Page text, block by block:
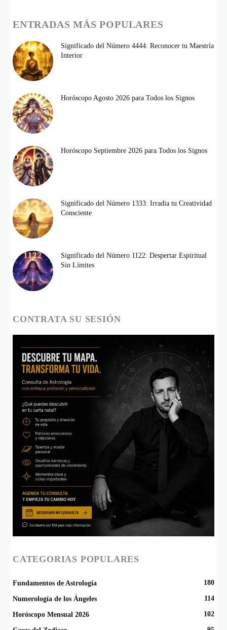
ENTRADAS MÁS POPULARES
Significado del Número 4444: Reconocer tu Maestría
Interior
Horóscopo Agosto 2026 para Todos los Signos
Horóscopo Septiembre 2026 para Todos los Signos
Significado del Número 1333: Irradia tu Creatividad
Consciente
Significado del Número 1122: Despertar Espiritual
Sin Límites
CONTRATA SU SESIÓN
CATEGORIAS POPULARES
Fundamentos de Astrología 180
Numerología de los Ángeles 114
Horóscopo Mensual 2026 102